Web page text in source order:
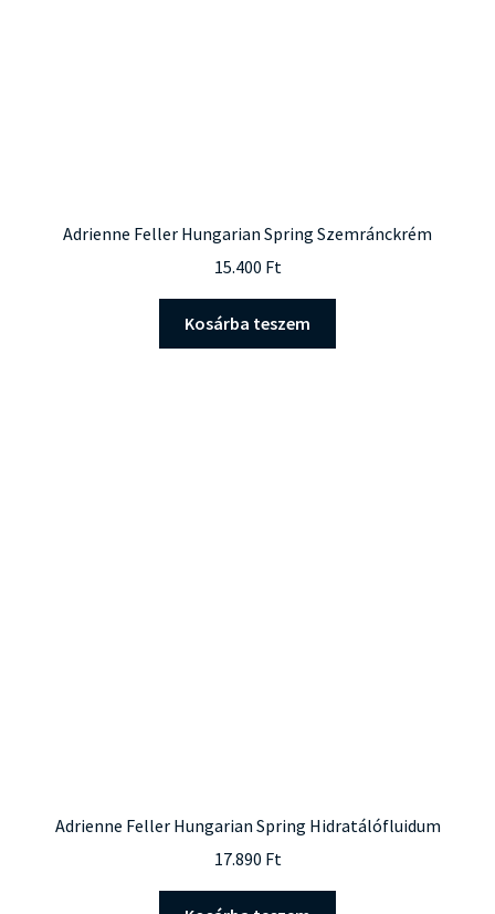
Adrienne Feller Hungarian Spring Szemránckrém
15.400 Ft
Kosárba teszem
Adrienne Feller Hungarian Spring Hidratálófluidum
17.890 Ft